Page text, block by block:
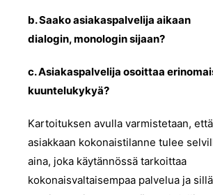
b. Saako asiakaspalvelija aikaan
dialogin, monologin sijaan?
c. Asiakaspalvelija osoittaa
kuuntelukykyä?
Kartoituksen avulla varmistetaan, että
asiakkaan kokonaistilanne tulee
aina, joka käytännössä tarkoittaa
kokonaisvaltaisempaa palvelua ja sillä